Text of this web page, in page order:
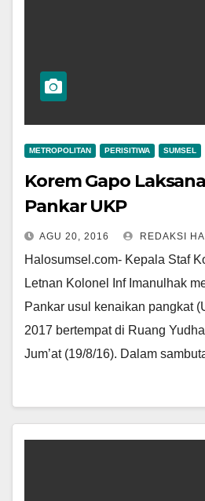
METROPOLITAN PERISITIWA SUMSEL
Korem Gapo
Pankar UKP
AGU 20, 2016 REDAKSI
Halosumsel.com- Kepala Staf
Letnan Kolone­l Inf Imanulhak
Pankar u­sul kenaikan pangkat
2017 bertempat di Ruang
Jum’at (19/8/16). Dalam